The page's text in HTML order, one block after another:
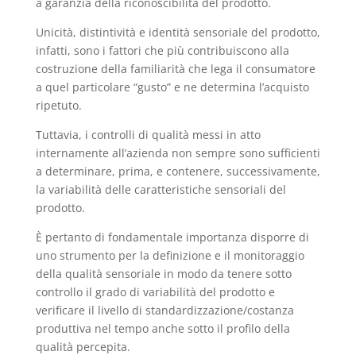
Unicità, distintività e identità sensoriale del prodotto,
infatti, sono i fattori che più contribuiscono alla
costruzione della familiarità che lega il consumatore
a quel particolare “gusto” e ne determina l’acquisto
ripetuto.
Tuttavia, i controlli di qualità messi in atto
internamente all’azienda non sempre sono sufficienti
a determinare, prima, e contenere, successivamente,
la variabilità delle caratteristiche sensoriali del
prodotto.
È pertanto di fondamentale importanza disporre di
uno strumento per la definizione e il monitoraggio
della qualità sensoriale in modo da tenere sotto
controllo il grado di variabilità del prodotto e
verificare il livello di standardizzazione/costanza
produttiva nel tempo anche sotto il profilo della
qualità percepita.